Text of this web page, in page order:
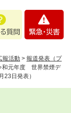
・
報活動 > 報道発表（プ
和元年度 世界禁煙デ
23日発表）